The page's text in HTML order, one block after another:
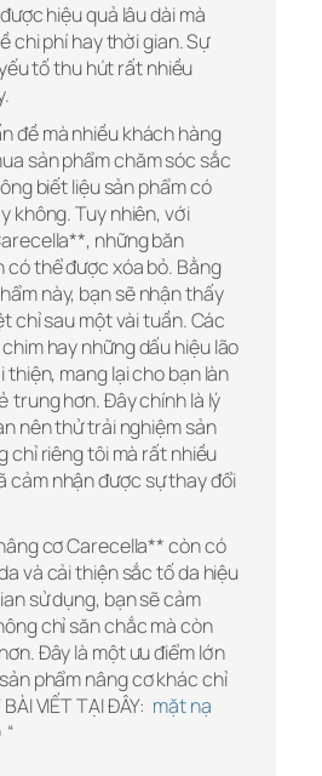
hiệu quả lâu dài mà
chi phí hay thời gian. Sự
tố thu hút rất nhiều
đề mà nhiều khách hàng
sản phẩm chăm sóc sắc
biết liệu sản phẩm có
không. Tuy nhiên, với
những băn
có thể được xóa bỏ. Bằng
này, bạn sẽ nhận thấy
chỉ sau một vài tuần. Các
hay những dấu hiệu lão
thiện, mang lại cho bạn làn
trung hơn. Đây chính là lý
nên thử trải nghiệm sản
chỉ riêng tôi mà rất nhiều
cảm nhận được sự thay đổi
cơ Carecella** còn có
và cải thiện sắc tố da hiệu
sử dụng, bạn sẽ cảm
chỉ săn chắc mà còn
Đây là một ưu điểm lớn
phẩm nâng cơ khác chỉ
VIẾT TẠI ĐÂY: mặt nạ
“